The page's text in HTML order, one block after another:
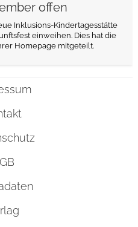
offen
Inklusions-Kindertagesstätte
einweihen. Dies hat die
Homepage mitgeteilt.